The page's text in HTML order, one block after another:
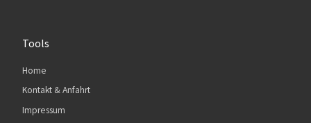
Tools
Home
Kontakt & Anfahrt
Impressum